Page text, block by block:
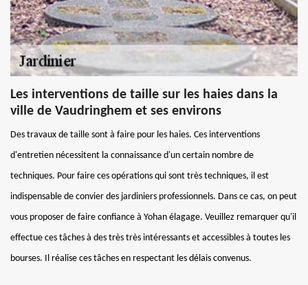
Les interventions de taille sur les haies dans la
ville de Vaudringhem et ses environs
Des travaux de taille sont à faire pour les haies. Ces interventions
d'entretien nécessitent la connaissance d'un certain nombre de
techniques. Pour faire ces opérations qui sont très techniques, il est
indispensable de convier des jardiniers professionnels. Dans ce cas, on peut
vous proposer de faire confiance à Yohan élagage. Veuillez remarquer qu'il
effectue ces tâches à des très très intéressants et accessibles à toutes les
bourses. Il réalise ces tâches en respectant les délais convenus.